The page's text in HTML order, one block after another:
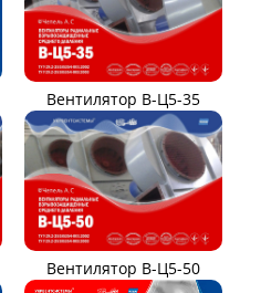
Вентилятор В-Ц5-35
Вентилятор В-Ц5-50